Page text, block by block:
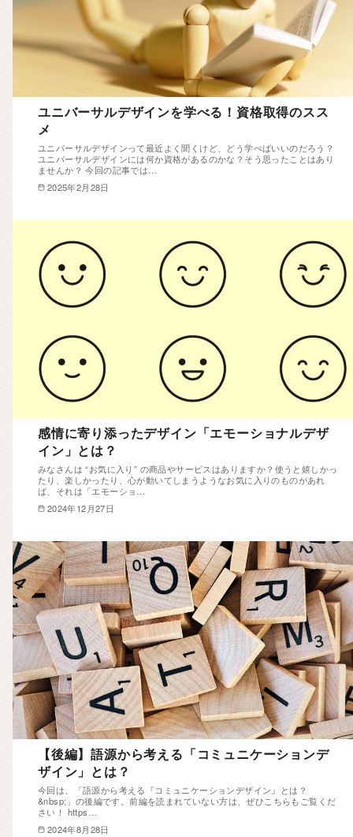
ユニバーサルデザインを学べる！資格取得のスス
メ
ユニバーサルデザインって最近よく聞くけど、どう学べばいいのだろう？
ユニバーサルデザインには何か資格があるのかな？そう思ったことはあり
ませんか？ 今回の記事では…
2025年2月28日
感情に寄り添ったデザイン「エモーショナルデザ
イン」とは？
みなさんは “お気に入り” の商品やサービスはありますか？使うと嬉しかっ
たり、楽しかったり、心が動いてしまうようなお気に入りのものがあれ
ば、それは「エモーショ…
2024年12月27日
【後編】語源から考える「コミュニケーションデ
ザイン」とは？
今回は、「語源から考える『コミュニケーションデザイン』とは？
&nbsp;」の後編です。前編を読まれていない方は、ぜひこちらもご覧くだ
さい！ https…
2024年8月28日